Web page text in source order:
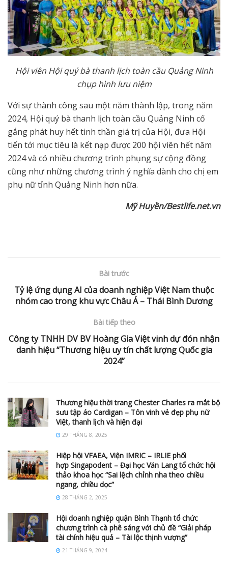
Hội viên Hội quý bà thanh lịch toàn cầu Quảng Ninh
chụp hình lưu niệm
Với sự thành công sau một năm thành lập, trong năm
2024, Hội quý bà thanh lịch toàn cầu Quảng Ninh cố
gắng phát huy hết tinh thần giá trị của Hội, đưa Hội
tiến tới mục tiêu là kết nạp được 200 hội viên hết năm
2024 và có nhiều chương trình phụng sự cộng đồng
cũng như những chương trình ý nghĩa dành cho chị em
phụ nữ tỉnh Quảng Ninh hơn nữa.
Mỹ Huyền/Bestlife.net.vn
Bài trước
Tỷ lệ ứng dụng AI của doanh nghiệp Việt Nam thuộc
nhóm cao trong khu vực Châu Á – Thái Bình Dương
Bài tiếp theo
Công ty TNHH DV BV Hoàng Gia Việt vinh dự đón nhận
danh hiệu “Thương hiệu uy tín chất lượng Quốc gia
2024”
Thương hiệu thời trang Chester Charles ra mắt bộ
sưu tập áo Cardigan – Tôn vinh vẻ đẹp phụ nữ
Việt, thanh lịch và hiện đại
29 THÁNG 8, 2025
Hiệp hội VFAEA, Viện IMRIC – IRLIE phối
hợp Singapodent – Đại học Văn Lang tổ chức hội
thảo khoa học “Sai lệch chỉnh nha theo chiều
ngang, chiều dọc”
28 THÁNG 2, 2025
Hội doanh nghiệp quận Bình Thạnh tổ chức
chương trình cà phê sáng với chủ đề “Giải pháp
tài chính hiệu quả – Tài lộc thịnh vượng”
21 THÁNG 9, 2024